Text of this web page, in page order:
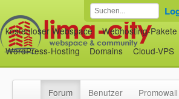
kostenloser Webspace
Webhosting-Pakete
WordPress-Hosting
Domains Cloud-VPS
Forum Benutzer Promowall